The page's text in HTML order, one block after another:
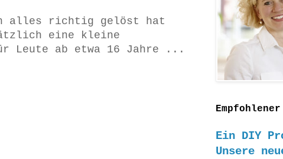
alles richtig gelöst hat
eine kleine
Leute ab etwa 16 Jahre ...
Ein DIY
Unsere